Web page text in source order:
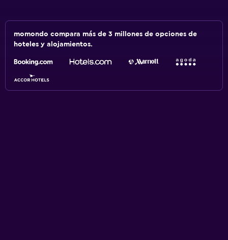
momondo compara más de 3 millones de opciones de
hoteles y alojamientos.